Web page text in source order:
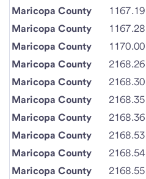
Maricopa County
1167.19
Maricopa County
1167.28
Maricopa County
1170.00
Maricopa County
2168.26
Maricopa County
2168.30
Maricopa County
2168.35
Maricopa County
2168.36
Maricopa County
2168.53
Maricopa County
2168.54
Maricopa County
2168.55